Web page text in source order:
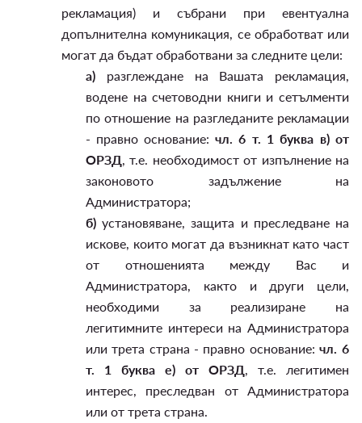
рекламация) и събрани при евентуална
допълнителна комуникация, се обработват или
могат да бъдат обработвани за следните цели:
а) разглеждане на Вашата рекламация,
водене на счетоводни книги и сетълменти
по отношение на разгледаните рекламации
- правно основание: чл. 6 т. 1 буква в) от
ОРЗД, т.е. необходимост от изпълнение на
законовото задължение на
Администратора;
б) установяване, защита и преследване на
искове, които могат да възникнат като част
от отношенията между Вас и
Администратора, както и други цели,
необходими за реализиране на
легитимните интереси на Администратора
или трета страна - правно основание: чл. 6
т. 1 буква е) от ОРЗД, т.е. легитимен
интерес, преследван от Администратора
или от трета страна.